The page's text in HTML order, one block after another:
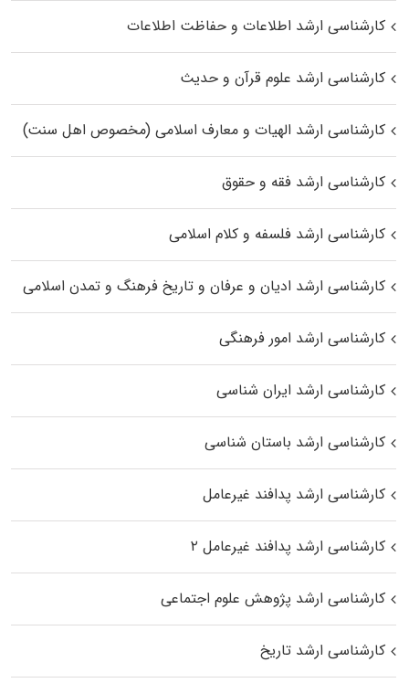
کارشناسی ارشد اطلاعات و حفاظت اطلاعات
کارشناسی ارشد علوم قرآن و حدیث
کارشناسی ارشد الهیات و معارف اسلامی (مخصوص اهل سنت)
کارشناسی ارشد فقه و حقوق
کارشناسی ارشد فلسفه و کلام اسلامی
کارشناسی ارشد ادیان و عرفان و تاریخ فرهنگ و تمدن اسلامی
کارشناسی ارشد امور فرهنگی
کارشناسی ارشد ایران شناسی
کارشناسی ارشد باستان شناسی
کارشناسی ارشد پدافند غیرعامل
کارشناسی ارشد پدافند غیرعامل ۲
کارشناسی ارشد پژوهش علوم اجتماعی
کارشناسی ارشد تاریخ